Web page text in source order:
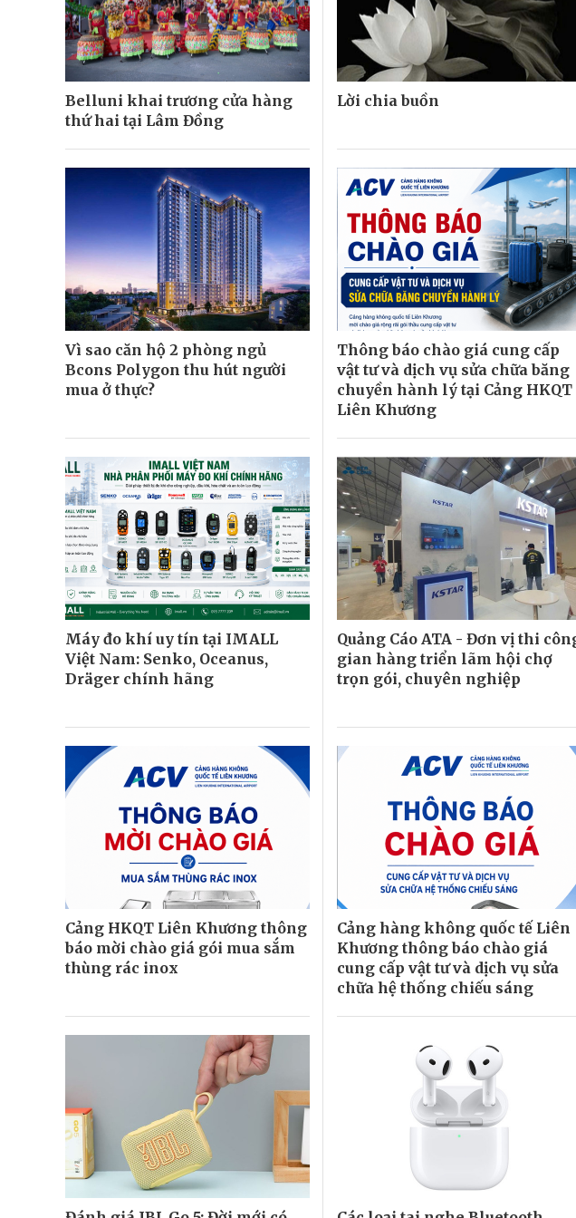
Belluni khai trương cửa hàng
thứ hai tại Lâm Đồng
Lời chia buồn
Vì sao căn hộ 2 phòng ngủ
Bcons Polygon thu hút người
mua ở thực?
Thông báo chào giá cung cấp
vật tư và dịch vụ sửa chữa băng
chuyền hành lý tại Cảng HKQT
Liên Khương
Máy đo khí uy tín tại IMALL
Việt Nam: Senko, Oceanus,
Dräger chính hãng
Quảng Cáo ATA - Đơn vị thi
gian hàng triển lãm hội chợ
trọn gói, chuyên nghiệp
Cảng HKQT Liên Khương thông
báo mời chào giá gói mua sắm
thùng rác inox
Cảng hàng không quốc tế Liên
Khương thông báo chào giá
cung cấp vật tư và dịch vụ sửa
chữa hệ thống chiếu sáng